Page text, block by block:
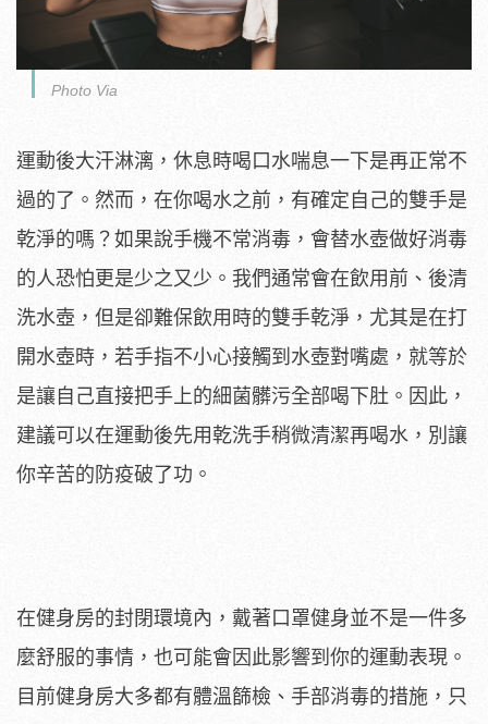
Photo Via
運動後大汗淋漓，休息時喝口水喘息一下是再正常不
過的了。然而，在你喝水之前，有確定自己的雙手是
乾淨的嗎？如果說手機不常消毒，會替水壺做好消毒
的人恐怕更是少之又少。我們通常會在飲用前、後清
洗水壺，但是卻難保飲用時的雙手乾淨，尤其是在打
開水壺時，若手指不小心接觸到水壺對嘴處，就等於
是讓自己直接把手上的細菌髒污全部喝下肚。因此，
建議可以在運動後先用乾洗手稍微清潔再喝水，別讓
你辛苦的防疫破了功。
在健身房的封閉環境內，戴著口罩健身並不是一件多
麼舒服的事情，也可能會因此影響到你的運動表現。
目前健身房大多都有體溫篩檢、手部消毒的措施，只